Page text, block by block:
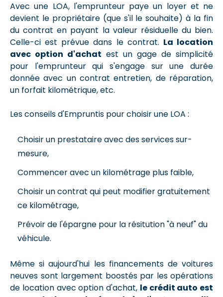
Avec une LOA, l'emprunteur paye un loyer et ne
devient le propriétaire (que s'il le souhaite) à la fin
du contrat en payant la valeur résiduelle du bien.
Celle-ci est prévue dans le contrat. La location
avec option d'achat est un gage de simplicité
pour l'emprunteur qui s'engage sur une durée
donnée avec un contrat entretien, de réparation,
un forfait kilométrique, etc.
Les conseils d'Empruntis pour choisir une LOA :
Choisir un prestataire avec des services sur-
mesure,
Commencer avec un kilométrage plus faible,
Choisir un contrat qui peut modifier gratuitement
ce kilométrage,
Prévoir de l'épargne pour la résitution "à neuf" du
véhicule.
Même si aujourd'hui les financements de voitures
neuves sont largement boostés par les opérations
de location avec option d'achat, le crédit auto est